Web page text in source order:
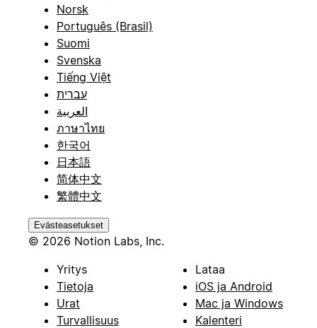
Norsk
Português (Brasil)
Suomi
Svenska
Tiếng Việt
עברית
العربية
ภาษาไทย
한국어
日本語
简体中文
繁體中文
Evästeasetukset
© 2026 Notion Labs, Inc.
Yritys
Tietoja
Urat
Turvallisuus
Lataa
iOS ja Android
Mac ja Windows
Kalenteri